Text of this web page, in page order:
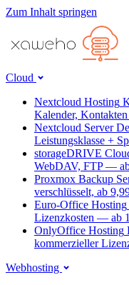
Zum Inhalt springen
Cloud
Nextcloud Hosting
Kalender,
Nextcloud Server
Leistungsklasse +
storageDRIVE
WebDAV, FTP —
Proxmox Backup
verschlüsselt, ab
Euro-Office Hosting
Lizenzkosten — ab
OnlyOffice Hosting
kommerzieller
Webhosting